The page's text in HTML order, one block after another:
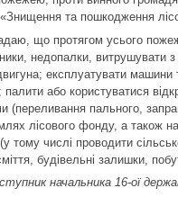
та пошкодження
що протягом усього
недопалки, витрушувати
експлуатувати
або користуватися
(переливання пального,
лісового фонду, а також
тому числі проводити
будівельні залишки,
начальника 16-ої